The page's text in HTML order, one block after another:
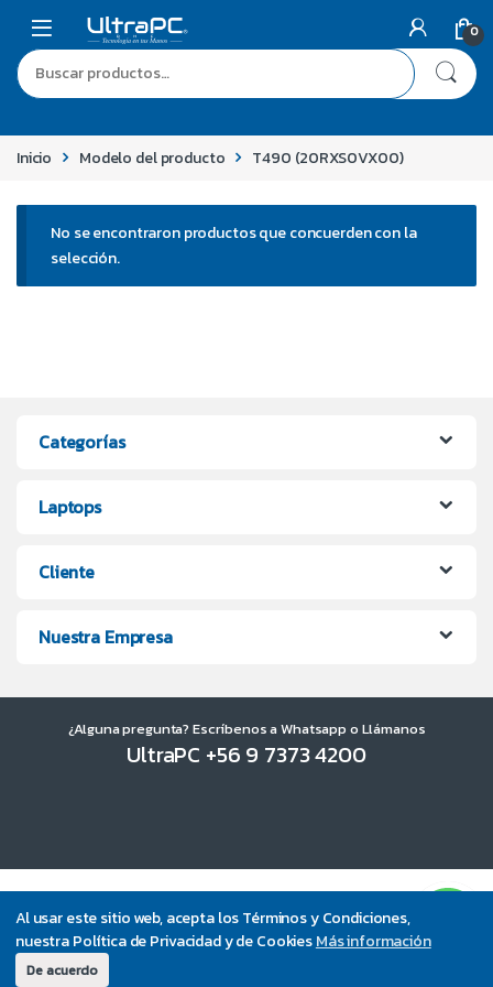
Al usar este sitio web, acepta los Términos y Condiciones,
nuestra Política de Privacidad y de CookiesMás información
De acuerdo
0
Inicio Modelo del producto T490 (20RXS0VX00)
No se encontraron productos que concuerden con la
selección.
Categorías
Laptops
Cliente
Nuestra Empresa
¿Alguna pregunta? Escríbenos a Whatsapp o Llámanos
UltraPC +56 9 7373 4200